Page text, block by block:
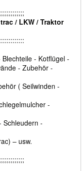
/ LKW / Traktor
- Kotflügel -
- Zubehör -
( Seilwinden -
-
Schleudern -
– usw.